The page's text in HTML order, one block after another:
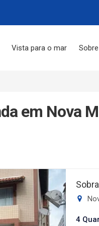
Vista para o mar
em Nova
4